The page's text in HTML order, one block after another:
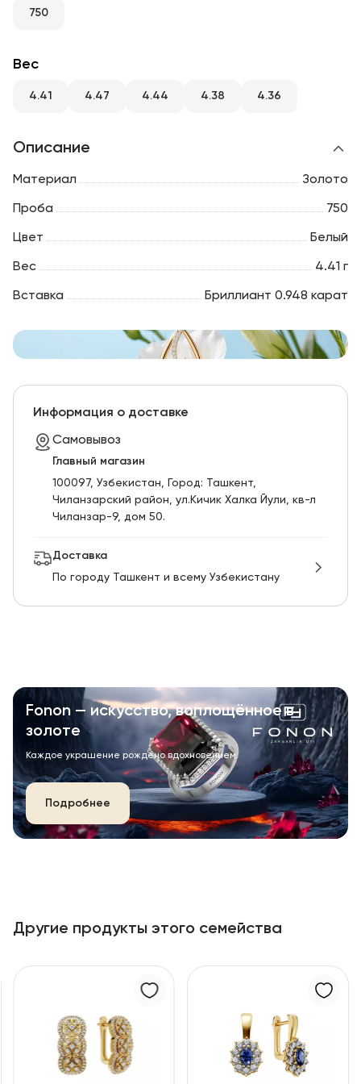
RU
750
Вес
4.41 4.47 4.44 4.38 4.36
Описание
Материал Золото
Проба 750
Цвет Белый
Вес 4.41 г
Вставка Бриллиант 0.948 карат
Информация о доставке
Самовывоз
Главный магазин
100097, Узбекистан, Город: Ташкент,
Чиланзарский pайон, ул.Кичик Халка Йули, кв-л
Чиланзар-9, дом 50.
Доставка
По городу Ташкент и всему Узбекистану
Fonon — искусство, воплощённое в
золоте
Каждое украшение рождено вдохновением.
Подробнее
Другие продукты этого семейства